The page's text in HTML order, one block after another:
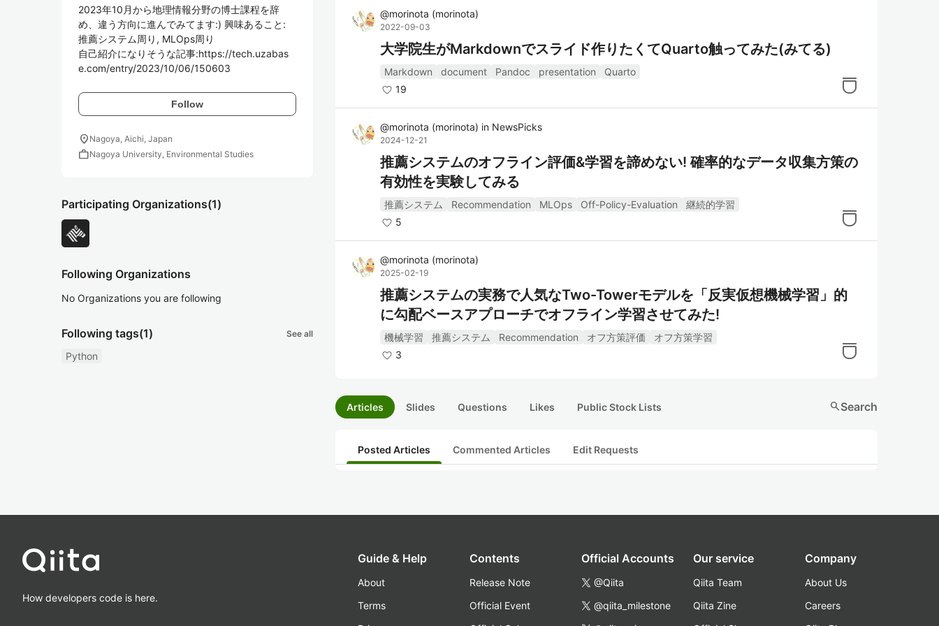
2023年10月から地理情報分野の博士課程を辞
め、違う方向に進んでみてます:) 興味あること:
推薦システム周り, MLOps周り
自己紹介になりそうな記事:https://tech.uzabas
e.com/entry/2023/10/06/150603
Follow
location_on Nagoya, Aichi, Japan
workNagoya University, Environmental Studies
Participating Organizations(1)
Following Organizations
No Organizations you are following
Following tags(1) See all
Python
@morinota (morinota)
2022-09-03
大学院生がMarkdownでスライド作りたくてQuarto触ってみた(みてる)
Markdown document Pandoc presentation
Quarto
19
@morinota (morinota) in NewsPicks
2024-12-21
推薦システムのオフライン評価&学習を諦めない! 確率的なデータ収集方策の
有効性を実験してみる
推薦システム Recommendation MLOps Off-Policy-Evaluation
継続的学習
5
@morinota (morinota)
2025-02-19
推薦システムの実務で人気なTwo-Towerモデルを「反実仮想機械学習」的
に勾配ベースアプローチでオフライン学習させてみた!
機械学習 推薦システム Recommendation オフ方策評価
オフ方策学習
3
Articles Slides Questions Likes Public Stock Lists searchSearch
Posted Articles Commented Articles Edit Requests
How developers code is here.
Guide & Help
About
Terms
Contents
Release Note
Official Event
Official Accounts
@Qiita
@qiita_milestone
Our service
Qiita Team
Qiita Zine
Company
About Us
Careers